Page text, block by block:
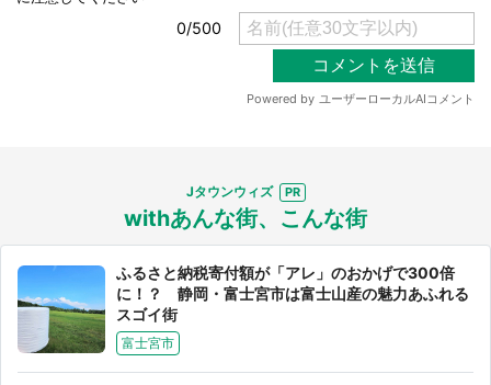
選択する
Jタウンウィズ
withあんな街、こんな街
ふるさと納税寄付額が「アレ」のおかげで300倍
に！？ 静岡・富士宮市は富士山産の魅力あふれる
スゴイ街
富士宮市